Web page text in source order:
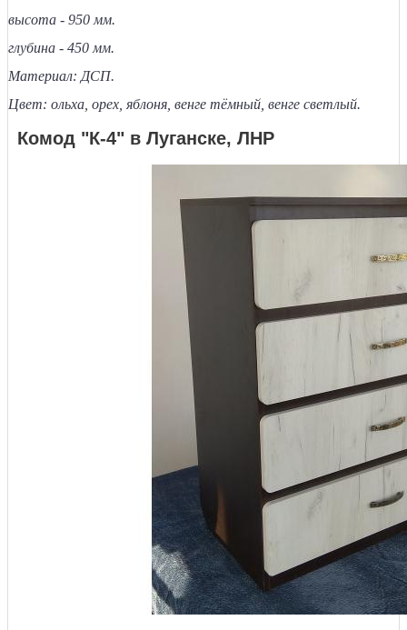
высота - 950 мм.
глубина - 450 мм.
Материал: ДСП.
Цвет: ольха, орех, яблоня, венге тёмный, венге светлый.
Комод "К-4" в Луганске, ЛНР